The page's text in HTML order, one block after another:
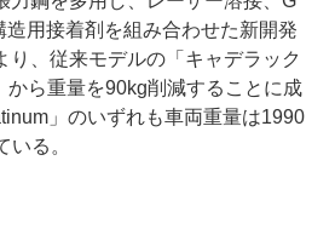
造用接着剤を組み合わせた新開発
り、従来モデルの「キャデラック
ら重量を90kg削減することに成
」のいずれも車両重量は1990
いる。